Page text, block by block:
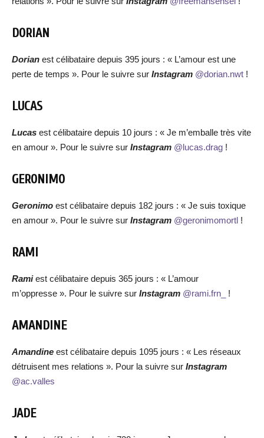
DORIAN
Dorian est célibataire depuis 395 jours : « L’amour est une
perte de temps ». Pour le suivre sur Instagram @dorian.nwt !
LUCAS
Lucas est célibataire depuis 10 jours : « Je m’emballe très vite
en amour ». Pour le suivre sur Instagram @lucas.drag !
GERONIMO
Geronimo est célibataire depuis 182 jours : « Je suis toxique
en amour ». Pour le suivre sur Instagram @geronimomortl !
RAMI
Ramiest célibataire depuis 365 jours : « L’amour
m’oppresse ». Pour le suivre sur Instagram @rami.frn_ !
AMANDINE
Amandine est célibataire depuis 1095 jours : « Les réseaux
détruisent mes relations ». Pour la suivre sur Instagram
@ac.valles
JADE